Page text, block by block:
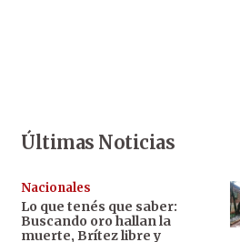
Últimas Noticias
Nacionales
Lo que tenés que saber:
Buscando oro hallan la
muerte, Brítez libre y